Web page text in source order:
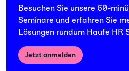
Besuchen Sie unsere 60-
Seminare und erfahren Sie
Lösungen rundum Haufe HR
Jetzt anmelden